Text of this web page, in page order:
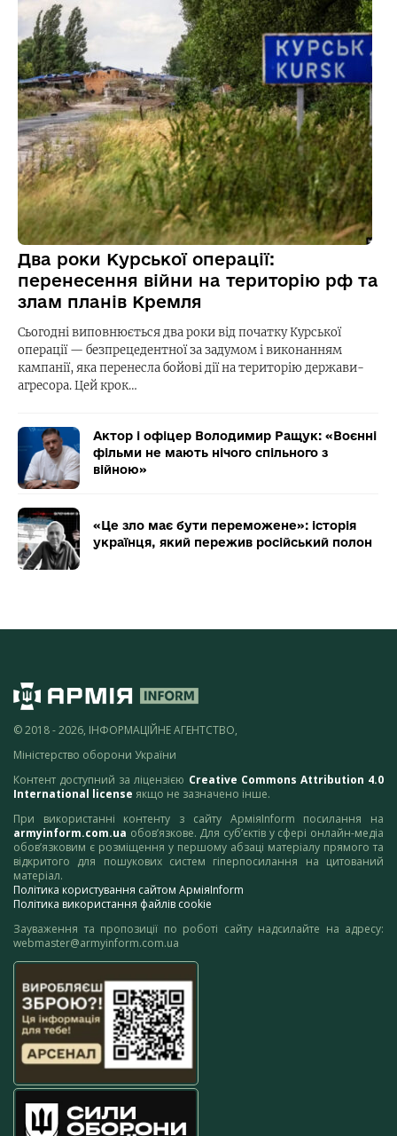
Два роки Курської операції:
перенесення війни на територію рф та
злам планів Кремля
Сьогодні виповнюється два роки від початку Курської
операції — безпрецедентної за задумом і виконанням
кампанії, яка перенесла бойові дії на територію держави-
агресора. Цей крок…
Актор і офіцер Володимир Ращук: «Воєнні
фільми не мають нічого спільного з
війною»
«Це зло має бути переможене»: історія
українця, який пережив російський полон
© 2018 - 2026, ІНФОРМАЦІЙНЕ АГЕНТСТВО,
Міністерство оборони України
Контент доступний за ліцензією Creative Commons Attribution 4.0
International license якщо не зазначено інше.
При використанні контенту з сайту АрміяInform посилання на
armyinform.com.ua обов’язкове. Для суб’єктів у сфері онлайн-медіа
обов’язковим є розміщення у першому абзаці матеріалу прямого та
відкритого для пошукових систем гіперпосилання на цитований
матеріал.
Політика користування сайтом АрміяInform
Політика використання файлів cookie
Зауваження та пропозиції по роботі сайту надсилайте на адресу:
webmaster@armyinform.com.ua